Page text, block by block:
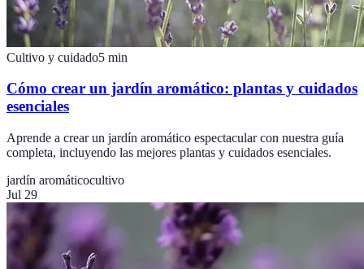
Cultivo y cuidado5 min
Cómo crear un jardín aromático: plantas y cuidados
esenciales
Aprende a crear un jardín aromático espectacular con nuestra guía
completa, incluyendo las mejores plantas y cuidados esenciales.
jardín aromáticocultivo
Jul 29